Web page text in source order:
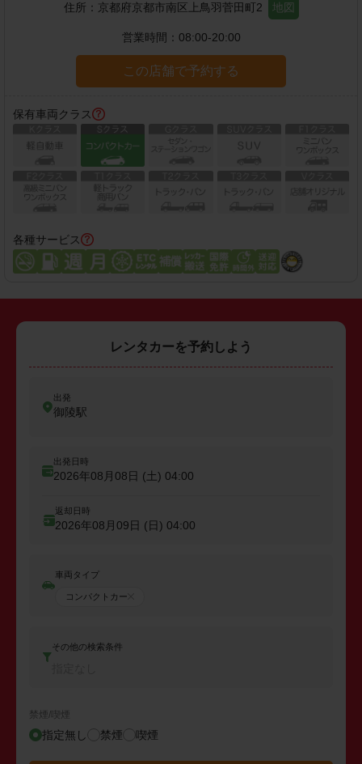
住所： 京都府京都市南区上鳥羽菅田町2 地図
営業時間： 08:00-20:00
この店舗で予約する
保有車両クラス
各種サービス
レンタカーを予約しよう
出発
御陵駅
出発日時
2026年08月08日 (土) 04:00
返却日時
2026年08月09日 (日) 04:00
車両タイプ
コンパクトカー
その他の検索条件
禁煙/喫煙
指定無し 禁煙 喫煙